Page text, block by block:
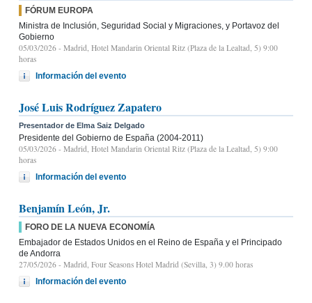
FÓRUM EUROPA
Ministra de Inclusión, Seguridad Social y Migraciones, y Portavoz del
Gobierno
05/03/2026 - Madrid, Hotel Mandarin Oriental Ritz (Plaza de la Lealtad, 5) 9:00
horas
Información del evento
José Luis Rodríguez Zapatero
Presentador de Elma Saiz Delgado
Presidente del Gobierno de España (2004-2011)
05/03/2026 - Madrid, Hotel Mandarin Oriental Ritz (Plaza de la Lealtad, 5) 9:00
horas
Información del evento
Benjamín León, Jr.
FORO DE LA NUEVA ECONOMÍA
Embajador de Estados Unidos en el Reino de España y el Principado
de Andorra
27/05/2026 - Madrid, Four Seasons Hotel Madrid (Sevilla, 3) 9.00 horas
Información del evento